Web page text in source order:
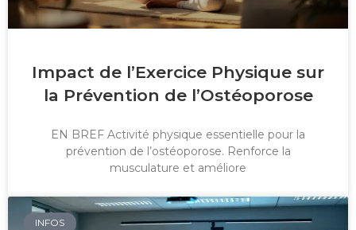
Impact de l’Exercice Physique sur
la Prévention de l’Ostéoporose
EN BREF Activité physique essentielle pour la
prévention de l’ostéoporose. Renforce la
musculature et améliore
INFOS